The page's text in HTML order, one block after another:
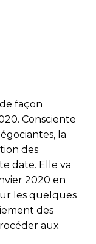
façon
Consciente
la
des
date. Elle va
2020 en
les quelques
des
aux